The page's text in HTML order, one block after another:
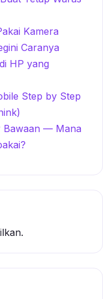
Kamera
Caranya
HP yang
Step by Step
Bawaan — Mana